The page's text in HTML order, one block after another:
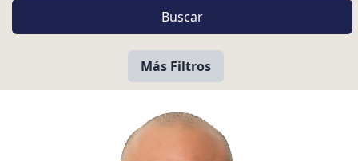
Más Filtros